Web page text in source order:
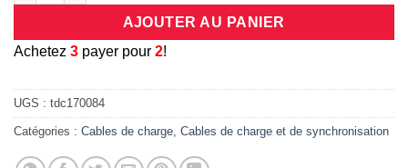
AJOUTER AU PANIER
Achetez 3 payer pour 2!
UGS : tdc170084
Catégories : Cables de charge Cables de charge et de synchronisation